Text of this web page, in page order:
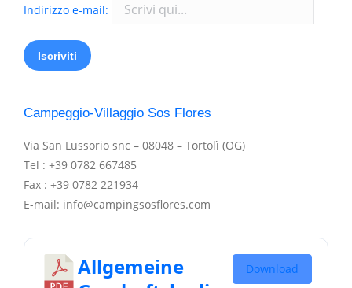
Indirizzo e-mail:
Campeggio-Villaggio Sos Flores
Via San Lussorio snc – 08048 – Tortolì (OG)
Tel : +39 0782 667485
Fax : +39 0782 221934
E-mail: info@campingsosflores.com
Allgemeine
Download